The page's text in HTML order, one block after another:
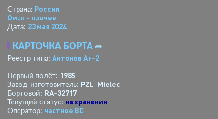
Страна: Россия
Омск - прочее
Дата: 23 мая 2024
КАРТОЧКА БОРТА ➦
Реестр типа: Антонов Ан-2
Первый полёт: 1985
Завод-изготовитель: PZL-Mielec
Бортовой: RA-32717
Текущий статус: на хранении
Оператор: ­частное ВС­